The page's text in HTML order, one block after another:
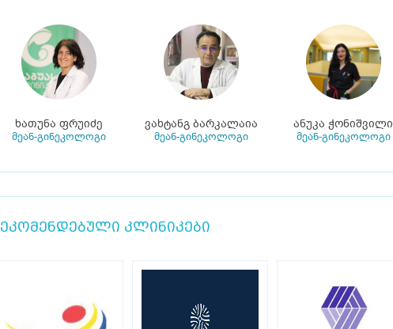
ხათუნა ფრუიძე
მეან-გინეკოლოგი
ვახტანგ ბარკალაია
მეან-გინეკოლოგი
ანუკა ჭონიშვილი
მეან-გინეკოლოგი
კლინიკები